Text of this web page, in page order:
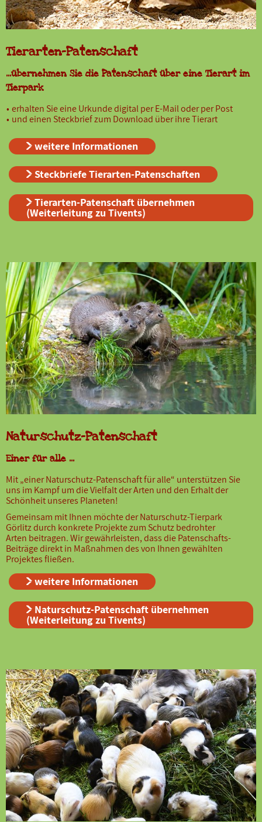
Tierarten-Patenschaft
...übernehmen Sie die Patenschaft über eine Tierart im
Tierpark
erhalten Sie eine Urkunde digital per E-Mail oder per Post
und einen Steckbrief zum Download über ihre Tierart
weitere Informationen
Steckbriefe Tierarten-Patenschaften
Tierarten-Patenschaft übernehmen
(Weiterleitung zu Tivents)
Naturschutz-Patenschaft
Einer für alle ...
Mit „einer Naturschutz-Patenschaft für alle“ unterstützen Sie
uns im Kampf um die Vielfalt der Arten und den Erhalt der
Schönheit unseres Planeten!
Gemeinsam mit Ihnen möchte der Naturschutz-Tierpark
Görlitz durch konkrete Projekte zum Schutz bedrohter
Arten beitragen. Wir gewährleisten, dass die Patenschafts-
Beiträge direkt in Maßnahmen des von Ihnen gewählten
Projektes fließen.
weitere Informationen
Naturschutz-Patenschaft übernehmen
(Weiterleitung zu Tivents)